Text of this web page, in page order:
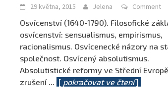
29 května, 2015 Jelena Comment
Osvícenství (1640-1790). Filosofické
osvícenství: sensualismus, empirismus,
racionalismus. Osvícenecké názory na
společnost. Osvícený absolutismus.
Absolutistické reformy ve Střední
zrušení ... [ pokračovat ve čtení]